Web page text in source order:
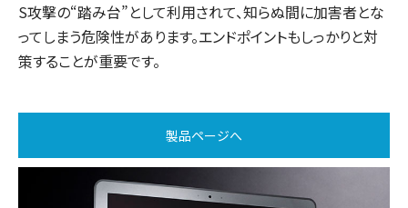
S攻撃の“踏み台”として利用されて、知らぬ間に加害者とな
ってしまう危険性があります。エンドポイントもしっかりと対
策することが重要です。
製品ページへ